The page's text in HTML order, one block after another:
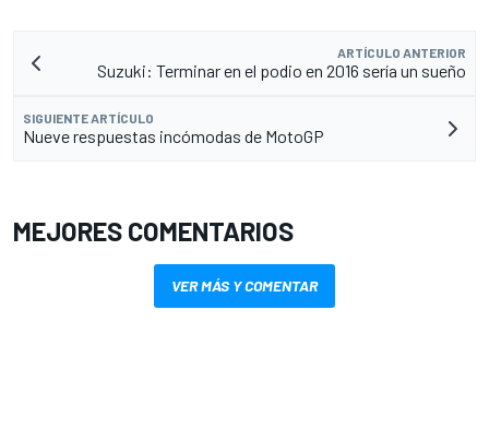
ARTÍCULO ANTERIOR
Suzuki: Terminar en el podio en 2016 sería un sueño
SIGUIENTE ARTÍCULO
Nueve respuestas incómodas de MotoGP
MEJORES COMENTARIOS
VER MÁS Y COMENTAR